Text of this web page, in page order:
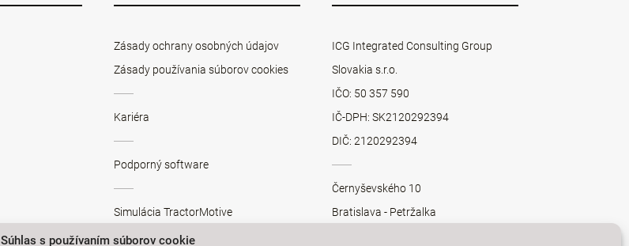
Súhlas s používaním súborov cookie
Zásady ochrany osobných údajov
Zásady používania súborov cookies
Kariéra
Podporný software
Simulácia TractorMotive
ICG Integrated Consulting Group
Slovakia s.r.o.
IČO: 50 357 590
IČ-DPH: SK2120292394
DIČ: 2120292394
Černyševského 10
Bratislava - Petržalka